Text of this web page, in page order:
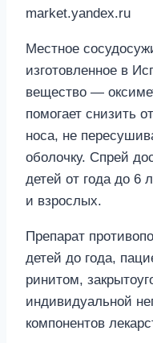
market.yandex.ru
Местное
изготовленное в
вещество —
помогает снизить
носа, не
оболочку. Спрей
детей от года до 6
и взрослых.
Препарат
детей до года,
ринитом,
индивидуальной
компонентов